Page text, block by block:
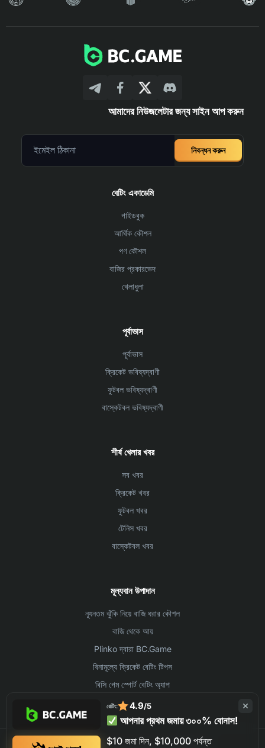
আমাদের নিউজলেটার জন্য সাইন আপ করুন
নিবন্ধন করুন
বেটিং একাডেমি
গাইডবুক
আর্থিক কৌশল
পণ কৌশল
বাজির প্রকারভেদ
খেলাধুলা
পূর্বাভাস
পূর্বাভাস
ক্রিকেট ভবিষ্যদ্বাণী
ফুটবল ভবিষ্যদ্বাণী
বাস্কেটবল ভবিষ্যদ্বাণী
শীর্ষ খেলার খবর
সব খবর
ক্রিকেট খবর
ফুটবল খবর
টেনিস খবর
বাস্কেটবল খবর
মূল্যবান উপাদান
ন্যূনতম ঝুঁকি নিয়ে বাজি ধরার কৌশল
বাজি থেকে আয়
Plinko দ্বারা BC.Game
বিনামূল্যে ক্রিকেট বেটিং টিপস
বিসি গেম স্পোর্ট বেটিং অ্যাপ
©2026 BC.GAME ALL RIGHTS RESERVED
রেটিং: 4.9/5
আপনার প্রথম জমায় ৩০০% বোনাস!
$10 জমা দিন, $10,000 পর্যন্ত